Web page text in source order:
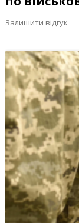
Залишити відгук